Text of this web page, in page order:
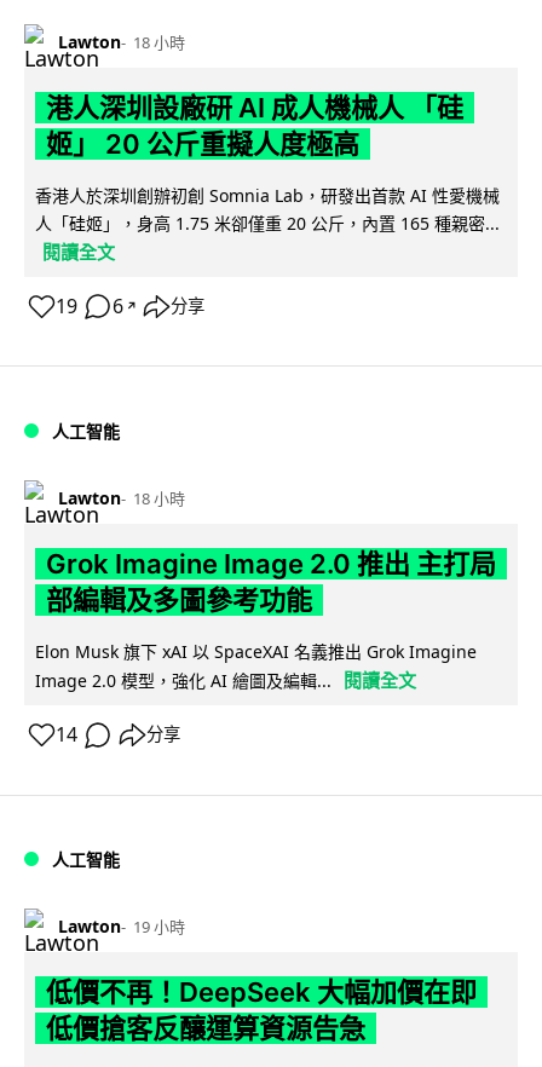
Lawton 18 小時
港人深圳設廠研 AI 成人機械人 「硅
姬」 20 公斤重擬人度極高
香港人於深圳創辦初創 Somnia Lab，研發出首款 AI 性愛機械
人「硅姬」，身高 1.75 米卻僅重 20 公斤，內置 165 種親密...
閱讀全文
19 6 ↗ 分享
人工智能
Lawton 18 小時
Grok Imagine Image 2.0 推出 主打局
部編輯及多圖參考功能
Elon Musk 旗下 xAI 以 SpaceXAI 名義推出 Grok Imagine
Image 2.0 模型，強化 AI 繪圖及編輯...
閱讀全文
14 分享
人工智能
Lawton 19 小時
低價不再！DeepSeek 大幅加價在即
低價搶客反釀運算資源告急